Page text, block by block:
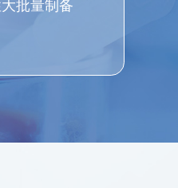
批量制备